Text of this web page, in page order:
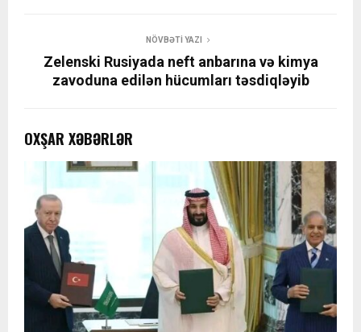
NÖVBƏTI YAZI
Zelenski Rusiyada neft anbarına və kimya
zavoduna edilən hücumları təsdiqləyib
OXŞAR XƏBƏRLƏR